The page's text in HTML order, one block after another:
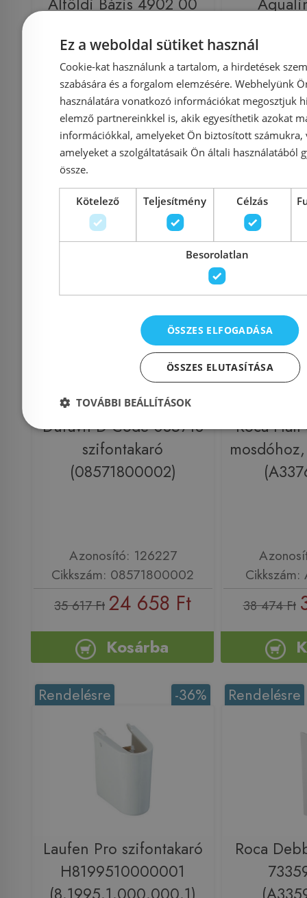
Alföldi Bázis 4902 00
Azonosító: 123615
Cikkszám: 4902 00 01
17 878 Ft16 984 Ft
Kosárba
13 000 Ft
Duravit D-Code 085718
szifontakaró
(08571800002)
Azonosító: 126227
Cikkszám: 08571800002
35 617 Ft 24 658 Ft
Kosárba
Roca Hall
38 474 Ft
-36%
Rendelésre
Laufen Pro szifontakaró
H8199510000001
Rendelésre
Roca
Ez a weboldal sütiket használ
Cookie-kat használunk a tartalom, a hirdetések
szabására és a forgalom elemzésére. Webhelyünk
használatára vonatkozó információkat megosztjuk
elemző partnereinkkel is, akik egyesíthetik azokat
információkkal, amelyeket Ön biztosított számukra,
amelyeket a szolgáltatásaik Ön általi használatából
össze.
Kötelező Teljesítmény Célzás
Besorolatlan
ÖSSZES ELFOGADÁSA
ÖSSZES ELUTASÍTÁSA
TOVÁBBI BEÁLLÍTÁSOK